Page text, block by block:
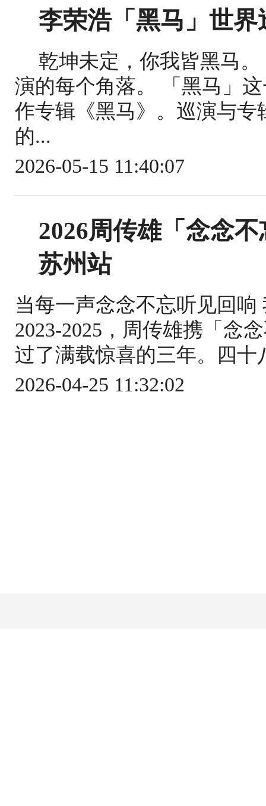
李荣浩「黑马」世
乾坤未定，你我皆黑马
演的每个角落。 「黑马」
作专辑《黑马》。巡演与
的...
2026-05-15 11:40:07
2026周传雄「念念
苏州站
当每一声念念不忘听见回
2023-2025，周传雄携「念
过了满载惊喜的三年。四
2026-04-25 11:32:02